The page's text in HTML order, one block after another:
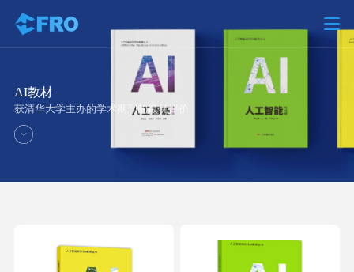
AI教材
获清华大学主办的学术期刊的最优评价